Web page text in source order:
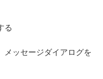
る
メッセージダイアログを